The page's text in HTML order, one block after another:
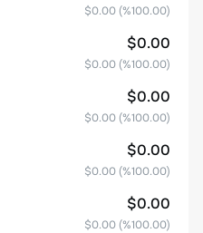
$0.00 (%100.00)
$0.00
$0.00 (%100.00)
$0.00
$0.00 (%100.00)
$0.00
$0.00 (%100.00)
$0.00
$0.00 (%100.00)